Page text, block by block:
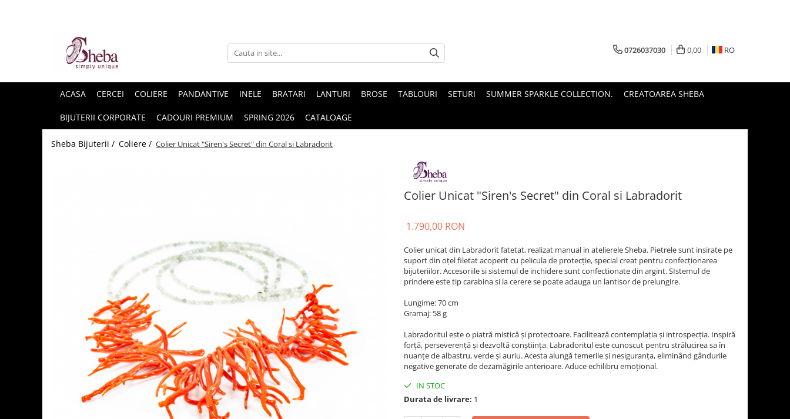
0726037030 0,00 RO
ACASA CERCEI COLIERE PANDANTIVE INELE BRATARI LANTURI BROSE TABLOURI SETURI SUMMER SPARKLE COLLECTION. CREATOAREA SHEBA
BIJUTERII CORPORATE CADOURI PREMIUM SPRING 2026 CATALOAGE
Sheba Bijuterii / Coliere / Colier Unicat "Siren's Secret" din Coral si Labradorit
Colier Unicat "Siren's Secret" din Coral si Labradorit
1.790,00 RON
Colier unicat din Labradorit fatetat, realizat manual in atelierele Sheba. Pietrele sunt insirate pe
suport din oțel filetat acoperit cu pelicula de protecție, special creat pentru confecționarea
bijuteriilor. Accesoriile si sistemul de inchidere sunt confectionate din argint. SIstemul de
prindere este tip carabina si la cerere se poate adauga un lantisor de prelungire.
Lungime: 70 cm
Gramaj: 58 g
Labradoritul este o piatră mistică și protectoare. Facilitează contemplația și introspecția. Inspiră
forță, perseverență și dezvoltă conștiința. Labradoritul este cunoscut pentru strălucirea sa în
nuanțe de albastru, verde și auriu. Acesta alungă temerile și nesiguranța, eliminând gândurile
negative generate de dezamăgirile anterioare. Aduce echilibru emoțional.
IN STOC
Durata de livrare: 1